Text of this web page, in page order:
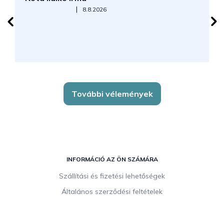
Az áruház értékelése 5-ből 5 csillag.
| 8.8.2026
További vélemények
INFORMÁCIÓ AZ ÖN SZÁMÁRA
Szállítási és fizetési lehetőségek
Általános szerződési feltételek